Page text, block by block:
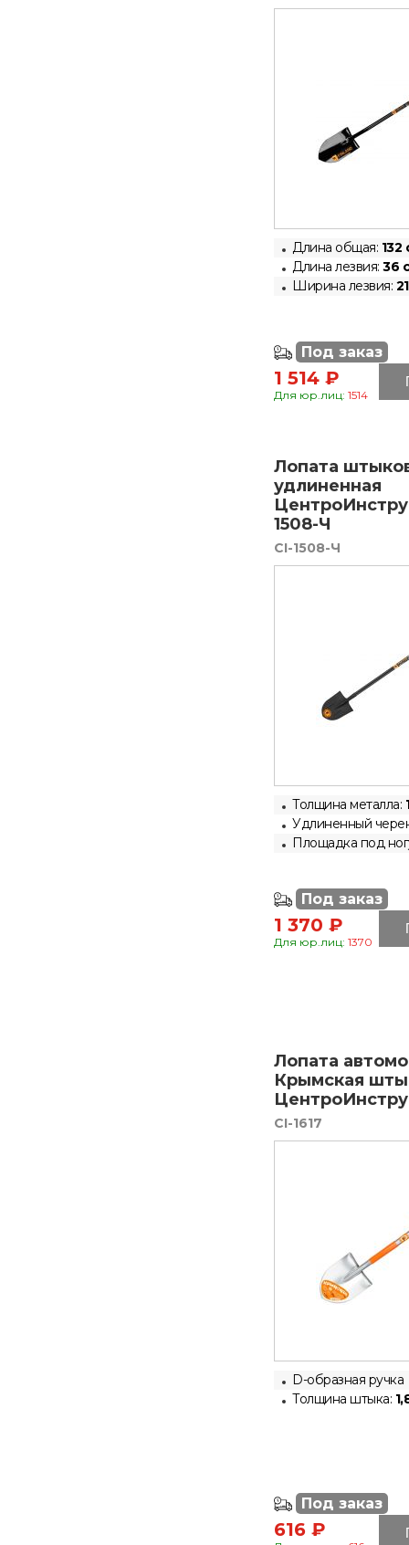
Длина общая: 132
Длина лезвия: 36
Ширина лезвия:
Под заказ
1 514 ₽
Для юр.лиц: 1514
Лопата
удлиненная
1508-Ч
CI-1508-Ч
Толщина металла:
Удлиненный
Площадка под
Под заказ
1 370 ₽
Для юр.лиц: 1370
Лопата
Крымская
CI-1617
D-образная ручка
Толщина штыка:
Под заказ
616 ₽